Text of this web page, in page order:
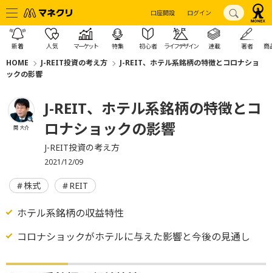
口座開設 ログイン
新着 人気 マーケット 特集 初心者 ライフデザイン 連載 著者 商
HOME J-REIT投資の考え方
J-REIT、ホテル系銘柄の特徴とコロナショ
ックの影響
関 大介
J-REIT、ホテル系銘柄の特徴とコ
ロナショックの影響
J-REIT投資の考え方
2021/12/09
株式 REIT
ホテル系銘柄の収益特性
コロナショックがホテルに与えた影響と今後の見通し